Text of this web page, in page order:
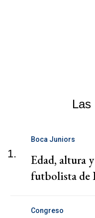
Las
1.
Boca Juniors
Edad, altura
futbolista de
Congreso